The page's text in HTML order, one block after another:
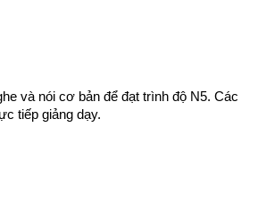
và nói cơ bản để đạt trình độ N5. Các
tiếp giảng dạy.